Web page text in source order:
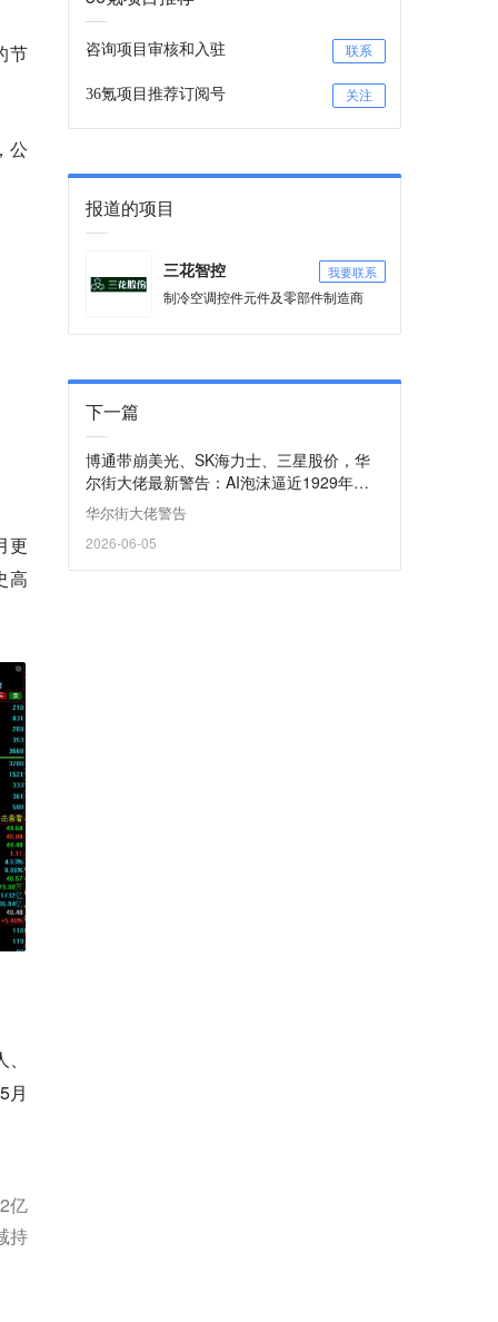
节
公
更
高
月
亿
持
咨询项目审核和入驻 联系
36氪项目推荐订阅号 关注
报道的项目
三花智控 我要联系
制冷空调控件元件及零部件制造商
下一篇
博通带崩美光、SK海力士、三星股价，华
尔街大佬最新警告：AI泡沫逼近1929年大
萧条前夕
华尔街大佬警告
2026-06-05